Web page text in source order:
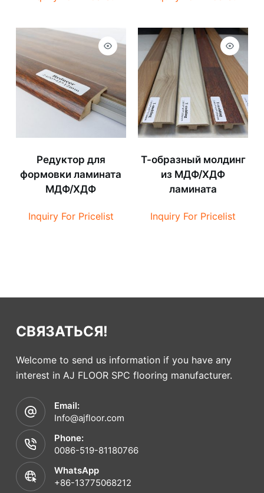
Редуктор для
формовки ламината
МДФ/ХДФ
Inquiry For Pricelist
Т-образный молдинг
из МДФ/ХДФ
ламината
Inquiry For Pricelist
СВЯЗАТЬСЯ!
Welcome to send us information if you have any
interest in AJ FLOOR SPC flooring manufacturer.
Email:
Info@ajfloor.com
Phone:
0086-519-81180766
WhatsApp
+86-13775068212